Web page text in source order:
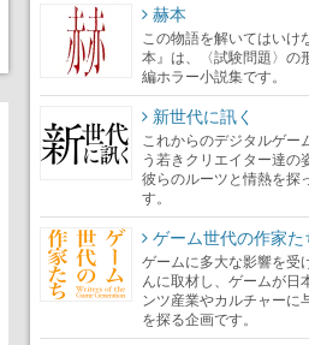
赫本
この物語を解いてはいけ
本』は、〈試験問題〉の
編ホラー小説集です。
新世代に訊く
これからのデジタルゲー
う若きクリエイター達の
彼らのルーツと情熱を探
す。
ゲーム世代の作家た
ゲームに多大な影響を受
んに取材し、ゲームが日
ンツ産業やカルチャーに
を探る企画です。